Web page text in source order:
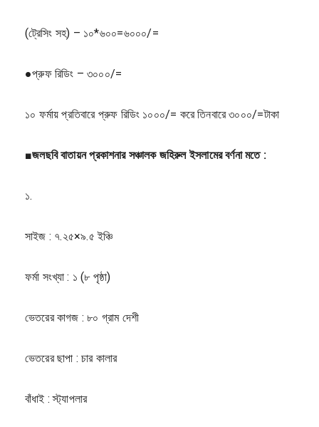
(ট্রেসিং সহ) – ১০*৬০০=৬০০০/=
●প্রুফ রিডিং – ৩০০০/=
১০ ফর্মায় প্রতিবারে প্রুফ রিডিং ১০০০/= করে তিনবারে ৩০০০/=টাকা
■জলছবি বাতায়ন প্রকাশনার সঞ্চালক জহিরুল ইসলামের বর্ণনা মতে:
১.
সাইজ : ৭.২৫×৯.৫ ইঞ্চি
ফর্মা সংখ্যা : ১ (৮ পৃষ্ঠা)
ভেতরের কাগজ : ৮০ গ্রাম দেশী
ভেতরের ছাপা : চার কালার
বাঁধাই : স্ট্যাপলার